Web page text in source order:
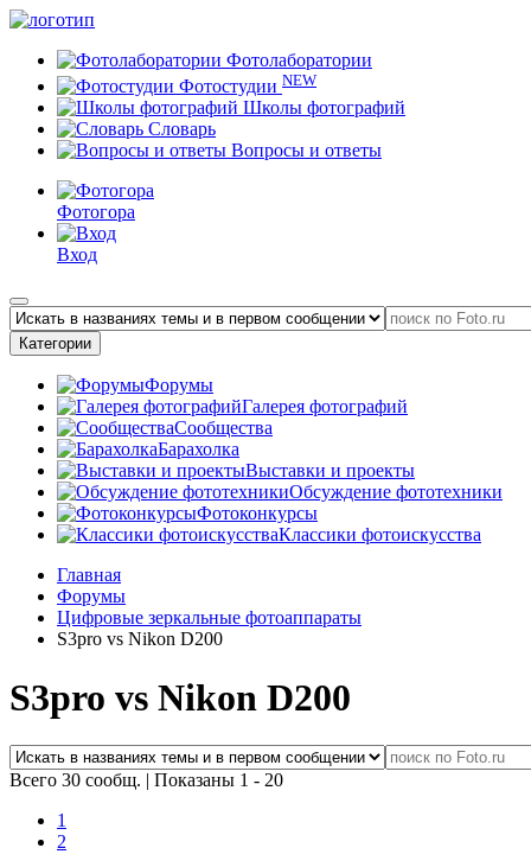
Фотолаборатории
Фотостудии NEW
Школы фотографий
Словарь
Вопросы и ответы
Фотогора
Вход
Категории
Форумы
Галерея фотографий
Сообщества
Барахолка
Выставки и проекты
Обсуждение фототехники
Фотоконкурсы
Классики фотоискусства
Главная
Форумы
Цифровые зеркальные фотоаппараты
S3pro vs Nikon D200
S3pro vs Nikon D200
Всего 30 сообщ. | Показаны 1 - 20
1
2